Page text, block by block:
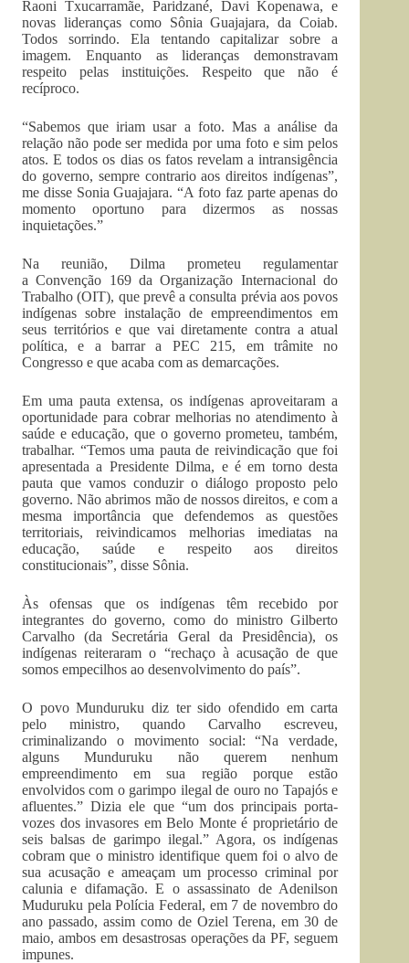
Raoni Txucarramãe, Paridzané, Davi Kopenawa, e
novas lideranças como Sônia Guajajara, da Coiab.
Todos sorrindo. Ela tentando capitalizar sobre a
imagem. Enquanto as lideranças demonstravam
respeito pelas instituições. Respeito que não é
recíproco.
“Sabemos que iriam usar a foto. Mas a análise da
relação não pode ser medida por uma foto e sim pelos
atos. E todos os dias os fatos revelam a intransigência
do governo, sempre contrario aos direitos indígenas”,
me disse Sonia Guajajara. “A foto faz parte apenas do
momento oportuno para dizermos as nossas
inquietações.”
Na reunião, Dilma prometeu regulamentar
a Convenção 169 da Organização Internacional do
Trabalho (OIT), que prevê a consulta prévia aos povos
indígenas sobre instalação de empreendimentos em
seus territórios e que vai diretamente contra a atual
política, e a barrar a PEC 215, em trâmite no
Congresso e que acaba com as demarcações.
Em uma pauta extensa, os indígenas aproveitaram a
oportunidade para cobrar melhorias no atendimento à
saúde e educação, que o governo prometeu, também,
trabalhar. “Temos uma pauta de reivindicação que foi
apresentada a Presidente Dilma, e é em torno desta
pauta que vamos conduzir o diálogo proposto pelo
governo. Não abrimos mão de nossos direitos, e com a
mesma importância que defendemos as questões
territoriais, reivindicamos melhorias imediatas na
educação, saúde e respeito aos direitos
constitucionais”, disse Sônia.
Às ofensas que os indígenas têm recebido por
integrantes do governo, como do ministro Gilberto
Carvalho (da Secretária Geral da Presidência), os
indígenas reiteraram o “rechaço à acusação de que
somos empecilhos ao desenvolvimento do país”.
O povo Munduruku diz ter sido ofendido em carta
pelo ministro, quando Carvalho escreveu,
criminalizando o movimento social: “Na verdade,
alguns Munduruku não querem nenhum
empreendimento em sua região porque estão
envolvidos com o garimpo ilegal de ouro no Tapajós e
afluentes.” Dizia ele que “um dos principais porta-
vozes dos invasores em Belo Monte é proprietário de
seis balsas de garimpo ilegal.” Agora, os indígenas
cobram que o ministro identifique quem foi o alvo de
sua acusação e ameaçam um processo criminal por
calunia e difamação. E o assassinato de Adenilson
Muduruku pela Polícia Federal, em 7 de novembro do
ano passado, assim como de Oziel Terena, em 30 de
maio, ambos em desastrosas operações da PF, seguem
impunes.